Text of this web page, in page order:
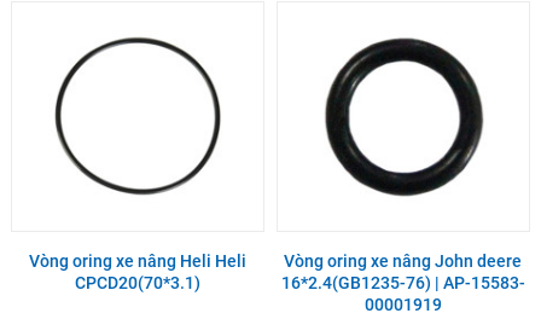
Vòng oring xe nâng Heli Heli
CPCD20(70*3.1)
Vòng oring xe nâng John deere
16*2.4(GB1235-76) | AP-15583-
00001919